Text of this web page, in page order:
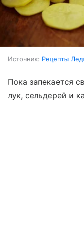
Источник: Рецепты
Пока запекается
лук, сельдерей и